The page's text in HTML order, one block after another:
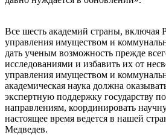
Все шесть академий страны, включая
управления имуществом и
дать ученым возможность прежде
исследованиями и избавить их от
управления имуществом и
академическая наука должна
экспертную поддержку государству
направлениям, координировать
настоящее время ведется в нашей
Медведев.